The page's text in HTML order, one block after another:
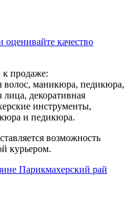
к продаже:
волос, маникюра, педикюра,
лица, декоративная
инструменты,
и педикюра.
возможность
курьером.